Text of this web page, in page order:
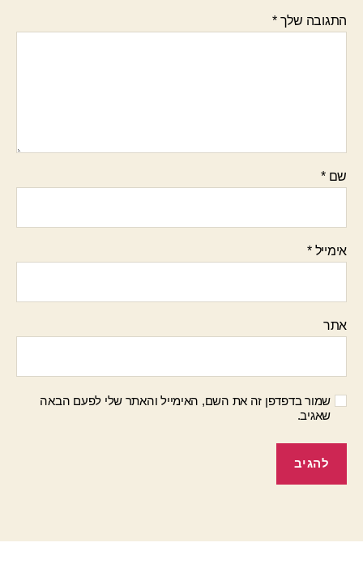
התגובה שלך*
שם*
אימייל*
אתר
שמור בדפדפן זה את השם, האימייל והאתר שלי לפעם הבאה
שאגיב.